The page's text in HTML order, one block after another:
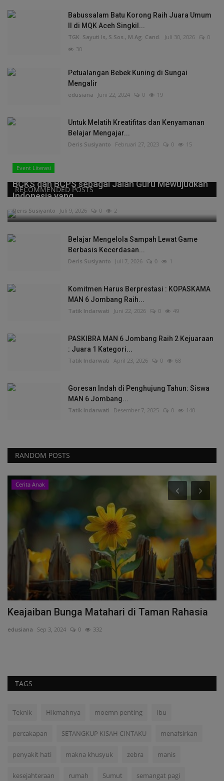
Babussalam Batu Korong Raih Juara Umum
II di MQK Aceh Singkil...
TGK. Sayuti Is, S.Sos., M.Ag. Cand. Juli 30, 2026
0
30
Petualangan Bebek Kuning di Sungai
Mengalir
edusiana Juni 22, 2024 0 19
Untuk Melatih Kreatifitas dan Kenyamanan
Belajar Mengajar...
Deris Susiyanto Februari 27, 2023 0 15
RECOMMENDED POSTS
Event Literasi
BCKS dan BCPS sebagai Jalan Guru Mewujudkan
Indonesia yang...
Deris Susiyanto Juli 9, 2026 0 2
Belajar Mengelola Sampah Lewat Game
Berbasis Kecerdasan...
Deris Susiyanto Juli 7, 2026 0 1
Komitmen Harus Berprestasi : KOPASKAMA
MAN 6 Jombang Raih...
Tatik Indarwati Juni 22, 2026 0 49
PASKIBRA MAN 6 Jombang Raih 2 Kejuaraan
: Juara 1 Kategori...
Tatik Indarwati April 23, 2026 0 68
Goresan Indah di Penghujung Tahun: Siswa
MAN 6 Jombang...
Tatik Indarwati Desember 7, 2025 0 140
RANDOM POSTS
Cerita Anak
Keajaiban Bunga Matahari di Taman Rahasia
edusiana Sep 3, 2024 0 332
TAGS
Teknik Hikmahnya moemn penting Ibu
percakapan SETANGKUP KISAH CINTAKU menafsirkan
penyakit hati makna khusyuk zebra manis
kesejahteraan rumah Sumut semangat pagi